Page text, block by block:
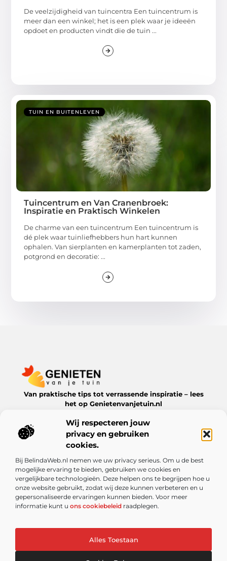
Wij respecteren jouw
privacy en gebruiken
cookies.
Bij BelindaWeb.nl nemen we uw privacy serieus. Om u de best
mogelijke ervaring te bieden, gebruiken we cookies en
vergelijkbare technologieën. Deze helpen ons te begrijpen hoe u
onze website gebruikt, zodat wij deze kunnen verbeteren en u
gepersonaliseerde ervaringen kunnen bieden. Voor meer
informatie kunt u ons cookiebeleid raadplegen.
Alles Toestaan
De veelzijdigheid van tuincentra Een tuincentrum is
meer dan een winkel; het is een plek waar je ideeën
opdoet en producten vindt die de tuin ...
TUIN EN BUITENLEVEN
Tuincentrum en Van Cranenbroek:
Inspiratie en Praktisch Winkelen
De charme van een tuincentrum Een tuincentrum is
dé plek waar tuinliefhebbers hun hart kunnen
ophalen. Van sierplanten en kamerplanten tot zaden,
potgrond en decoratie: ...
Van praktische tips tot verrassende inspiratie – lees
het op Genietenvanjetuin.nl
leefomgeving te bieden heeft.
Bericht categorie
Onze informatie
Cookiebeleid (EU)
@2025 www.genietenvanjetuin.nl. All Right Reserved.